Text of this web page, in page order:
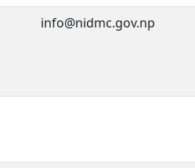
info@nidmc.gov.np